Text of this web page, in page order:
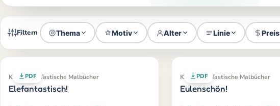
Filtern Thema Motiv Alter Linie Preis
PDF
Klassiker · Tastische Malbücher
Elefantastisch!
PDF
Klassiker · Tastische Malbücher
Eulenschön!